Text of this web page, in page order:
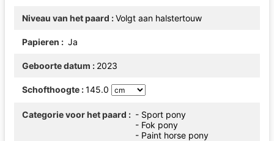
Niveau van het paard Volgt aan halstertouw
Papieren Ja
Geboorte datum 2023
Schofthoogte 145.0
Categorie voor het paard
- Sport pony
- Fok pony
- Paint horse pony